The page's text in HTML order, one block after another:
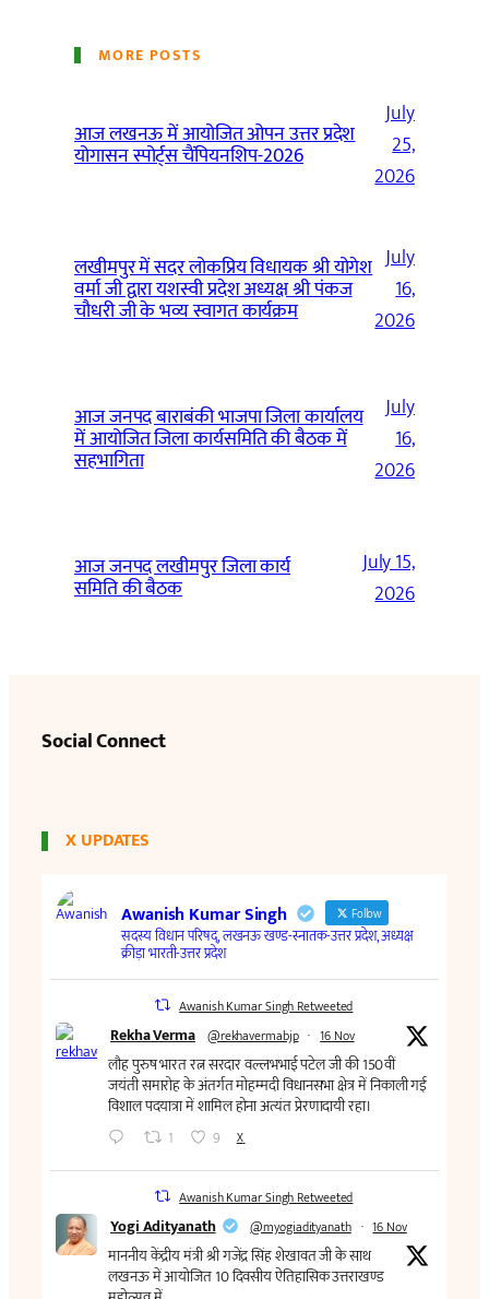
MORE POSTS
आज लखनऊ में आयोजित ओपन उत्तर प्रदेश
योगासन स्पोर्ट्स चैंपियनशिप-2026
July
25,
2026
लखीमपुर में सदर लोकप्रिय विधायक श्री योगेश
वर्मा जी द्वारा यशस्वी प्रदेश अध्यक्ष श्री पंकज
चौधरी जी के भव्य स्वागत कार्यक्रम
July
16,
2026
आज जनपद बाराबंकी भाजपा जिला कार्यालय
में आयोजित जिला कार्यसमिति की बैठक में
सहभागिता
July
16,
2026
आज जनपद लखीमपुर जिला कार्य
समिति की बैठक
July 15,
2026
Social Connect
X UPDATES